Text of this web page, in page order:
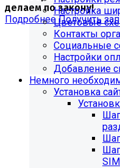
делаем по закону!
ПодробнееПолучить
Настройка
Цветовые
Контакты
Социальные
Настройки
Добавление
Немного
Установка